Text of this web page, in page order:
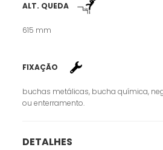
ALT. QUEDA
615 mm
FIXAÇÃO
buchas metálicas, bucha química,
ou enterramento.
DETALHES